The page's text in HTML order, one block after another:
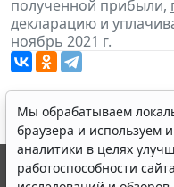
полученной прибыли,
декларацию и
ноябрь 2021 г.
Мы обрабатываем
браузера и используем
аналитики в целях
работоспособности
© ООО "НПП "ГАРАНТ-